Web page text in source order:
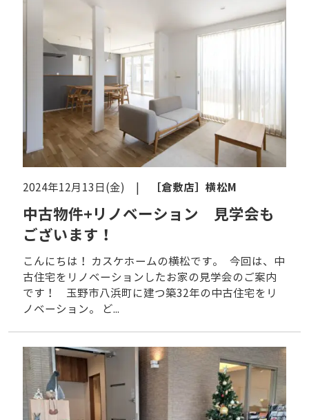
2024年12月13日(金) | ［倉敷店］ 横松M
中古物件+リノベーション 見学会も
ございます！
こんにちは！ カスケホームの横松です。 今回は、中
古住宅をリノベーションしたお家の見学会のご案内
です！ 玉野市八浜町に建つ築32年の中古住宅をリ
ノベーション。 ど...